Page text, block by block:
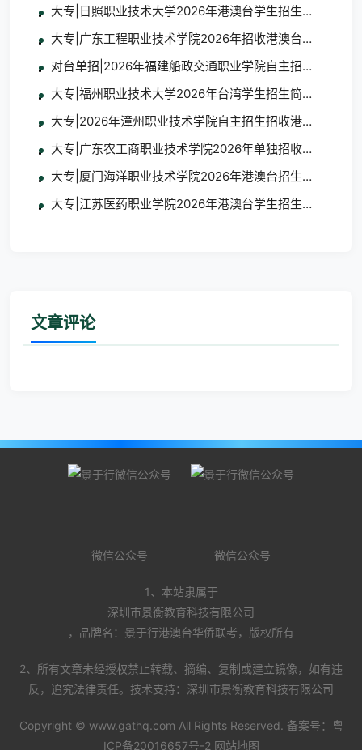
大专|日照职业技术大学2026年港澳台学生招生简章
大专|广东工程职业技术学院2026年招收港澳台地区学生
对台单招|2026年福建船政交通职业学院自主招生招收台
大专|福州职业技术大学2026年台湾学生招生简章及报名表
大专|2026年漳州职业技术学院自主招生招收港澳台学生
大专|广东农工商职业技术学院2026年单独招收港澳台学
大专|厦门海洋职业技术学院2026年港澳台招生简章
大专|江苏医药职业学院2026年港澳台学生招生简章
文章评论
微信公众号 微信公众号
1、本站隶属于
深圳市景衡教育科技有限公司
，品牌名：景于行港澳台华侨联考，版权所有
2、所有文章未经授权禁止转载、摘编、复制或建立镜像，如有违
反，追究法律责任。技术支持：深圳市景衡教育科技有限公司
Copyright © www.gathq.com All Rights Reserved. 备案号： 粤
ICP备20016657号-2 网站地图